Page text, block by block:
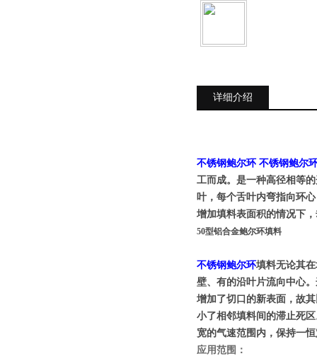
详细介绍
不锈钢鲍尔环 不锈钢鲍尔
工而成。是一种高径相等
叶，每个舌叶内弯指向环
增加填料表面积的情况下
50型铝合金鲍尔环填料
不锈钢鲍尔环填料无论其
壁、有的沿叶片流向中心
增加了切口的新表面，故
小了相邻填料间的滞止死
宽的气速范围内，保持一
应用范围 ：